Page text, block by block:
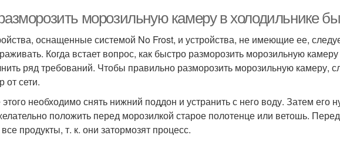
морозильную камеру в холодильнике
оснащенные системой No Frost, и устройства, не имеющие ее,
Когда встает вопрос, как быстро разморозить морозильную
ряд требований. Чтобы правильно разморозить морозильную камеру,
от сети.
необходимо снять нижний поддон и устранить с него воду. Затем его
положить перед морозилкой старое полотенце или ветошь.
продукты, т. к. они затормозят процесс.